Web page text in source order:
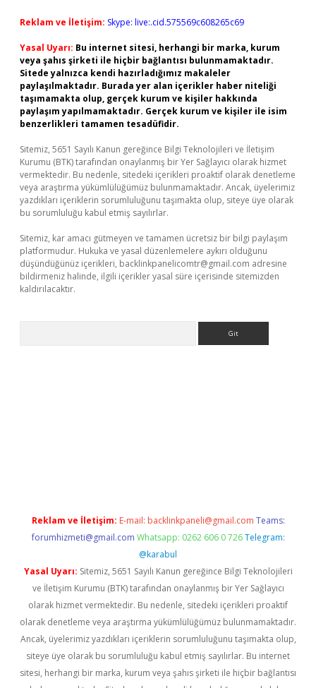
Reklam ve İletişim: Skype: live:.cid.575569c608265c69
Yasal Uyarı: Bu internet sitesi, herhangi bir marka, kurum
veya şahıs şirketi ile hiçbir bağlantısı bulunmamaktadır.
Sitede yalnızca kendi hazırladığımız makaleler
paylaşılmaktadır. Burada yer alan içerikler haber niteliği
taşımamakta olup, gerçek kurum ve kişiler hakkında
paylaşım yapılmamaktadır. Gerçek kurum ve kişiler ile isim
benzerlikleri tamamen tesadüfidir.
Sitemiz, 5651 Sayılı Kanun gereğince Bilgi Teknolojileri ve İletişim
Kurumu (BTK) tarafından onaylanmış bir Yer Sağlayıcı olarak hizmet
vermektedir. Bu nedenle, sitedeki içerikleri proaktif olarak denetleme
veya araştırma yükümlülüğümüz bulunmamaktadır. Ancak, üyelerimiz
yazdıkları içeriklerin sorumluluğunu taşımakta olup, siteye üye olarak
bu sorumluluğu kabul etmiş sayılırlar.
Sitemiz, kar amacı gütmeyen ve tamamen ücretsiz bir bilgi paylaşım
platformudur. Hukuka ve yasal düzenlemelere aykırı olduğunu
düşündüğünüz içerikleri, backlinkpanelicomtr@gmail.com adresine
bildirmeniz halinde, ilgili içerikler yasal süre içerisinde sitemizden
kaldırılacaktır.
Reklam ve İletişim: E-mail: backlinkpaneli@gmail.com Teams:
forumhizmeti@gmail.com Whatsapp: 0262 606 0 726 Telegram:
@karabul
Yasal Uyarı: Sitemiz, 5651 Sayılı Kanun gereğince Bilgi Teknolojileri
ve İletişim Kurumu (BTK) tarafından onaylanmış bir Yer Sağlayıcı
olarak hizmet vermektedir. Bu nedenle, sitedeki içerikleri proaktif
olarak denetleme veya araştırma yükümlülüğümüz bulunmamaktadır.
Ancak, üyelerimiz yazdıkları içeriklerin sorumluluğunu taşımakta olup,
siteye üye olarak bu sorumluluğu kabul etmiş sayılırlar. Bu internet
sitesi, herhangi bir marka, kurum veya şahıs şirketi ile hiçbir bağlantısı